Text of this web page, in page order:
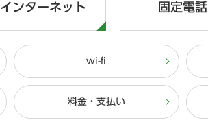
インターネット 固定電話
wi-fi
料金・支払い